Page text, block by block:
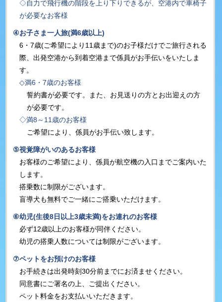
◇自力で飛行機の階段を上り下りできるが、空港内で車椅子
が必要なお客様
④お子さま一人旅(満6歳以上)
6・7歳(ご希望により11歳まで)のお子様だけでご旅行される
際、出発空港から到着空港まで係員がお手伝いをいたしま
す。
◇満6・7歳のお客様
誓約書が必要です。また、お見送りの方とお出迎えの方
が必要です。
◇満8～11歳のお客様
ご希望により、係員がお手伝い致します。
⑤視覚障がいのあるお客様
お客様のご希望により、係員が航空機の入口までご案内いた
します。
搭乗数に制限がございます。
盲導犬も無料でご一緒にご搭乗いただけます。
⑥幼児(生後8日以上3歳未満)をお連れのお客様
必ず12歳以上のお客様が同伴ください。
幼児の搭乗人数については制限がございます。
⑦ペットをお預けのお客様
お手続きは出発時刻30分前までにお済ませください。
同意書にご署名の上、ご提出ください。
ペット料金をお支払いいただきます。